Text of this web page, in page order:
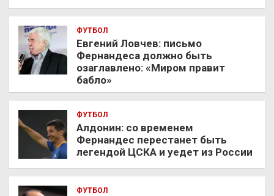
ФУТБОЛ
Евгений Ловчев: письмо
Фернандеса должно быть
озаглавлено: «Миром правит
бабло»
ФУТБОЛ
Алдонин: со временем
Фернандес перестанет быть
легендой ЦСКА и уедет из России
ФУТБОЛ